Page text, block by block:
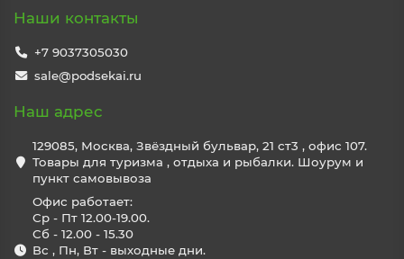
Наши контакты
+7 9037305030
sale@podsekai.ru
Наш адрес
129085, Москва, Звёздный бульвар, 21 ст3 , офис 107.
Товары для туризма , отдыха и рыбалки. Шоурум и
пункт самовывоза
Офис работает:
Ср - Пт 12.00-19.00.
Сб - 12.00 - 15.30
Вс , Пн, Вт - выходные дни.